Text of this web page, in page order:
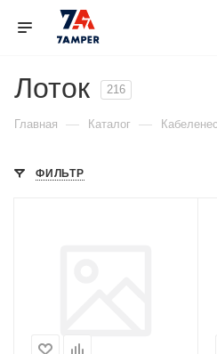
Лоток 216
Главная — Каталог —
ФИЛЬТР